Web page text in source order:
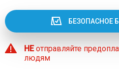
БЕЗОПАСНОЕ
НЕотправляйте
людям